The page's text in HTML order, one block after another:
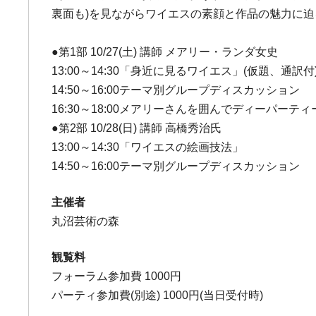
裏面も)を見ながらワイエスの素顔と作品の魅力に迫
●第1部 10/27(土) 講師 メアリー・ランダ女史
13:00～14:30「身近に見るワイエス」(仮題、通訳
14:50～16:00テーマ別グループディスカッション
16:30～18:00メアリーさんを囲んでディーパーティ
●第2部 10/28(日) 講師 高橋秀治氏
13:00～14:30「ワイエスの絵画技法」
14:50～16:00テーマ別グループディスカッション
主催者
丸沼芸術の森
観覧料
フォーラム参加費 1000円
パーティ参加費(別途) 1000円(当日受付時)